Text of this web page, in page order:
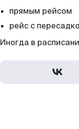
прямым рейсом
рейс с
Иногда в